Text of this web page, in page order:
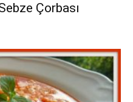
Çorbası